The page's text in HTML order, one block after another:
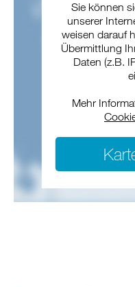
Sie können
unserer
weisen darauf
Übermittlung
Daten (z.B.
Mehr